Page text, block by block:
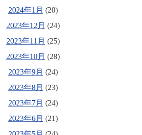
2024年1月 (20)
2023年12月 (24)
2023年11月 (25)
2023年10月 (28)
2023年9月 (24)
2023年8月 (23)
2023年7月 (24)
2023年6月 (21)